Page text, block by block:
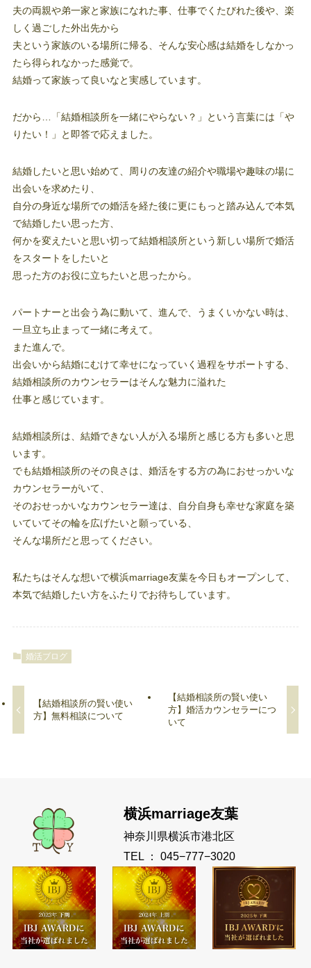
夫の両親や弟一家と家族になれた事、仕事でくたびれた後や、楽
しく過ごした外出先から
夫という家族のいる場所に帰る、そんな安心感は結婚をしなかっ
たら得られなかった感覚で。
結婚って家族って良いなと実感しています。
だから…「結婚相談所を一緒にやらない？」という言葉には「や
りたい！」と即答で応えました。
結婚したいと思い始めて、周りの友達の紹介や職場や趣味の場に
出会いを求めたり、
自分の身近な場所での婚活を経た後に更にもっと踏み込んで本気
で結婚したい思った方、
何かを変えたいと思い切って結婚相談所という新しい場所で婚活
をスタートをしたいと
思った方のお役に立ちたいと思ったから。
パートナーと出会う為に動いて、進んで、うまくいかない時は、
一旦立ち止まって一緒に考えて。
また進んで。
出会いから結婚にむけて幸せになっていく過程をサポートする、
結婚相談所のカウンセラーはそんな魅力に溢れた
仕事と感じています。
結婚相談所は、結婚できない人が入る場所と感じる方も多いと思
います。
でも結婚相談所のその良さは、婚活をする方の為におせっかいな
カウンセラーがいて、
そのおせっかいなカウンセラー達は、自分自身も幸せな家庭を築
いていてその輪を広げたいと願っている、
そんな場所だと思ってください。
私たちはそんな想いで横浜marriage友葉を今日もオープンして、
本気で結婚したい方をふたりでお待ちしています。
婚活ブログ
【結婚相談所の賢い使い
方】無料相談について
【結婚相談所の賢い使い
方】婚活カウンセラーにつ
いて
横浜marriage友葉
神奈川県横浜市港北区
TEL ： 045−777−3020